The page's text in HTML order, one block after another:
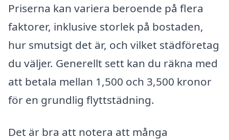
Priserna kan variera beroende på flera
faktorer, inklusive storlek på bostaden,
hur smutsigt det är, och vilket städföretag
du väljer. Generellt sett kan du räkna med
att betala mellan 1,500 och 3,500 kronor
för en grundlig flyttstädning.
Det är bra att notera att många